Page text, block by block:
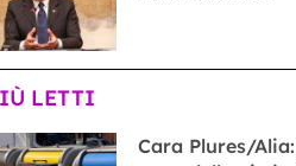
LETTI
Cara Plures/